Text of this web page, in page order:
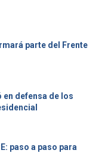
parte del Frente
defensa de los
paso a paso para